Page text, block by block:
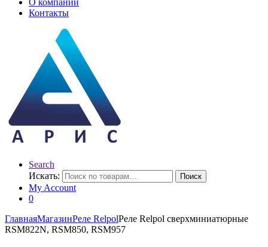
Контакты
Search
Искать:
Поиск
My Account
0
ГлавнаяМагазинРеле RelpolРеле Relpol сверхминиатюрные
RSM822N, RSM850, RSM957